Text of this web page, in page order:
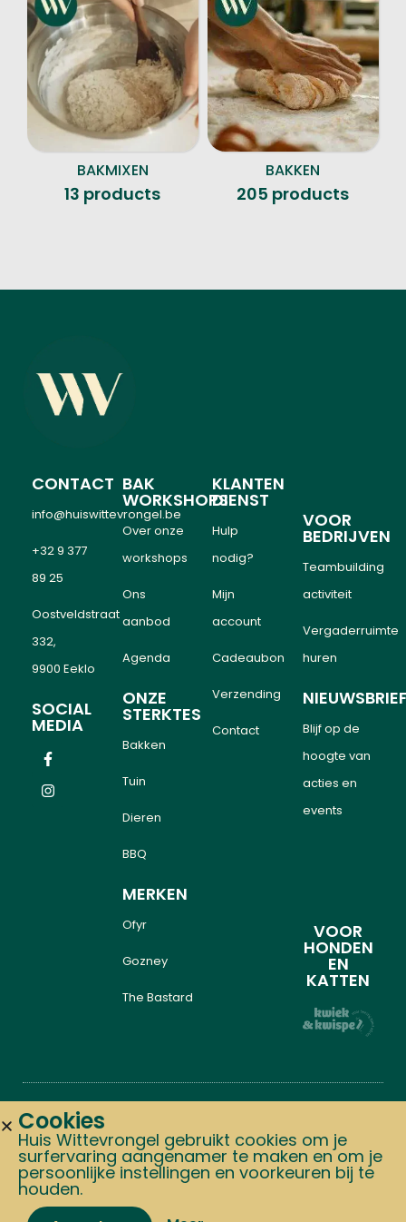
BAKMIXEN
13 products
BAKKEN
205 products
CONTACT
info@huiswittevrongel.be
+32 9 377
89 25
Oostveldstraat
332,
9900 Eeklo
SOCIAL
MEDIA
BAK
WORKSHOPS
Over onze
workshops
Ons
aanbod
Agenda
ONZE
STERKTES
Bakken
Tuin
Dieren
BBQ
MERKEN
Ofyr
Gozney
The Bastard
KLANTEN
DIENST
Hulp
nodig?
Mijn
account
Cadeaubon
Verzending
Contact
VOOR
BEDRIJVEN
Teambuilding
activiteit
Vergaderruimte
huren
Blijf op de
hoogte van
acties en
events
VOOR
HONDEN
EN
KATTEN
Copyright © 2024 Alle
rechten voorbehouden Huis
Wittevrongel,
Graphics: Studio.tiff
Website: Team Made
Zomerverlof van
Cookies
Huis Wittevrongel gebruikt cookies om je
surfervaring aangenamer te maken en om je
persoonlijke instellingen en voorkeuren bij te
houden.